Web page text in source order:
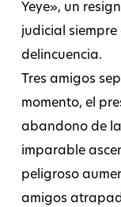
Yeye», un
judicial siempre
delincuencia.
Tres amigos
momento, el
abandono de
imparable
peligroso
amigos